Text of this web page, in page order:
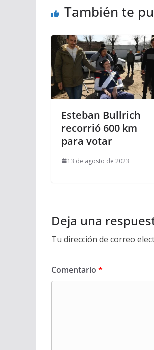
También te
Esteban Bullrich
recorrió 600 km
para votar
13 de agosto de 2023
Deja una
Tu dirección de correo
Comentario *